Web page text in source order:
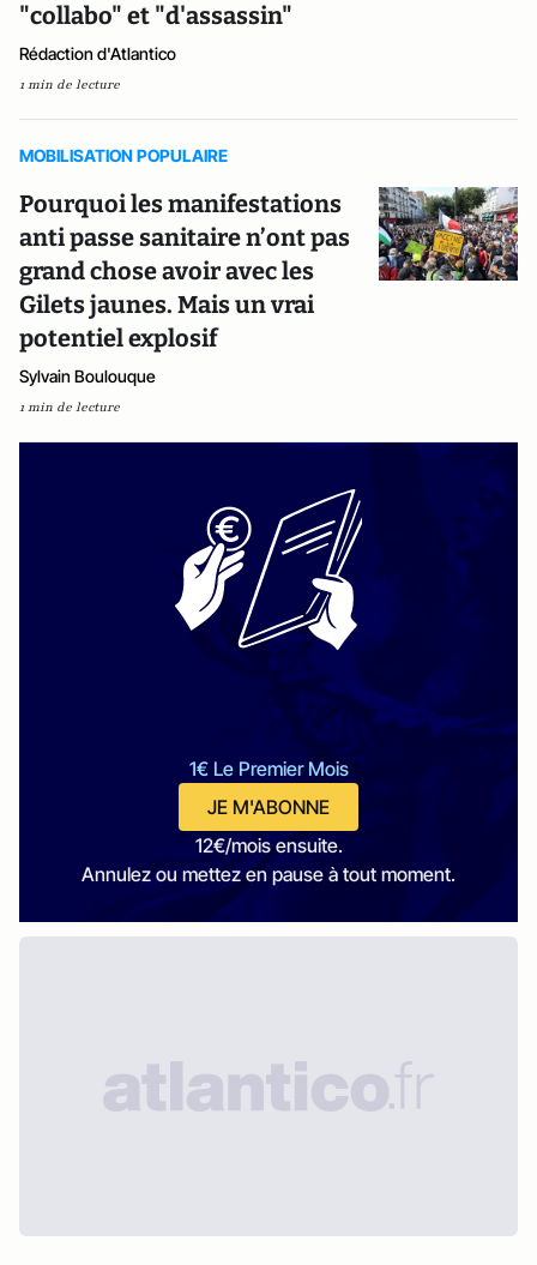
"collabo" et "d'assassin"
Rédaction d'Atlantico
1 min de lecture
MOBILISATION POPULAIRE
Pourquoi les manifestations
anti passe sanitaire n’ont pas
grand chose avoir avec les
Gilets jaunes. Mais un vrai
potentiel explosif
Sylvain Boulouque
1 min de lecture
1€ Le Premier Mois
JE M'ABONNE
12€/mois ensuite.
Annulez ou mettez en pause à tout moment.